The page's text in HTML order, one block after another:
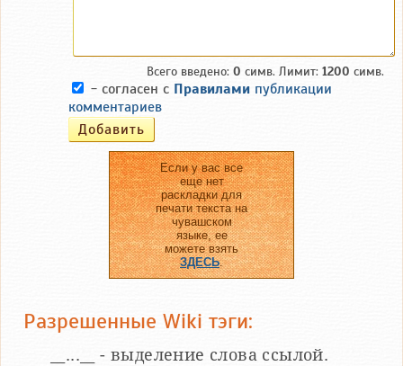
Всего введено: 0 симв. Лимит: 1200 симв.
- согласен с Правилами публикации
комментариев
Если у вас все
еще нет
раскладки для
печати текста на
чувашском
языке, ее
можете взять
ЗДЕСЬ.
Разрешенные Wiki тэги:
__...__ - выделение слова ссылой.